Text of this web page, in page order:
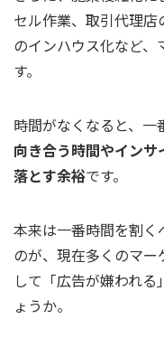
セル作業、取引代理
のインハウス化など
す。
時間がなくなると、
向き合う時間やイン
落とす余裕です。
本来は一番時間を割く
のが、現在多くのマー
して「広告が嫌われ
ょうか。